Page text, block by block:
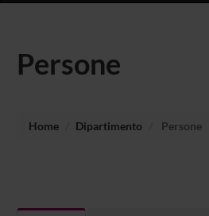
Persone
Home Dipartimento Persone